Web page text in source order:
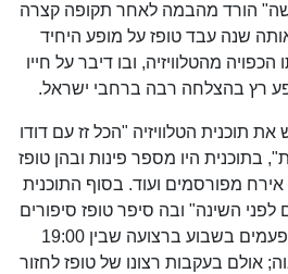
הורד מהבמה לאחר תקופה קצרה
שנה עבד טופז על מופע היחיד
הכפויה מהטלוויזיה, ובו דיבר על חייו
רץ בהצלחה רבה ברחבי ישראל.
החל להגיש את תוכנית הטלוויזיה "הכל זז עם דודו
ערוץ 2 "רשת", בתוכנית היו מספר פינות ובהן טופז
מפורסמים ועוד. בסוף התוכנית
השינה" ובה סיפר טופז סיפורים
לילדים. התוכנית שודרה 3 פעמים בשבוע ברצועה שבין 19:00
גבוה; אולם בעקבות רצונו של טופז לחזור